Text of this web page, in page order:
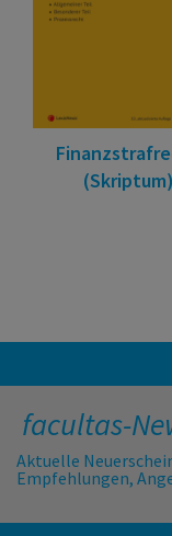
(Skriptum)
facultas-
Aktuelle
Empfehlungen,